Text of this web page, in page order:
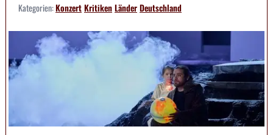
Kategorien:KonzertKritikenLänderDeutschland